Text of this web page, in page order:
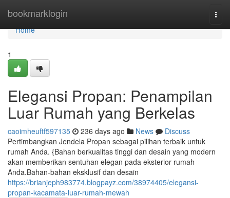
bookmarklogin
Home
Home
1
Elegansi Propan: Penampilan
Luar Rumah yang Berkelas
caoimheuftf597135 236 days ago News
Discuss
Pertimbangkan Jendela Propan sebagai pilihan terbaik untuk
rumah Anda. {Bahan berkualitas tinggi dan desain yang modern
akan memberikan sentuhan elegan pada eksterior rumah
Anda.Bahan-bahan eksklusif dan desain
https://brianjeph983774.blogpayz.com/38974405/elegansi-
propan-kacamata-luar-rumah-mewah